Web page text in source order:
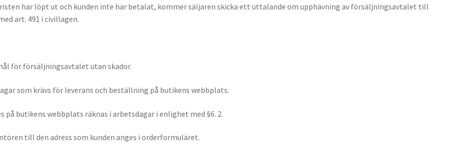
har löpt ut och kunden inte har betalat, kommer säljaren skicka ett uttalande om upphävning av försäljningsavtalet till
art. 491 i civillagen.
för försäljningsavtalet utan skador.
som krävs för leverans och beställning på butikens webbplats.
butikens webbplats räknas i arbetsdagar i enlighet med §6. 2.
till den adress som kunden anges i orderformuläret.